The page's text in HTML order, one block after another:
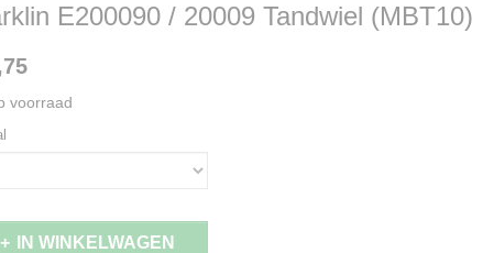
E200090 / 20009 Tandwiel (MBT10)
voorraad
IN WINKELWAGEN